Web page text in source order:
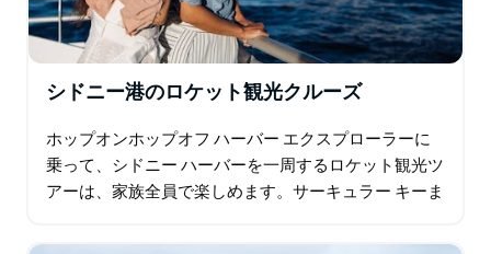
シドニー港のロケット観光クルーズ
ホップオンホップオフ ハーバー エクスプローラーに
乗って、シドニー ハーバーを一周するロケット観光ツ
アーは、家族全員で楽しめます。サーキュラー キーま
ら…